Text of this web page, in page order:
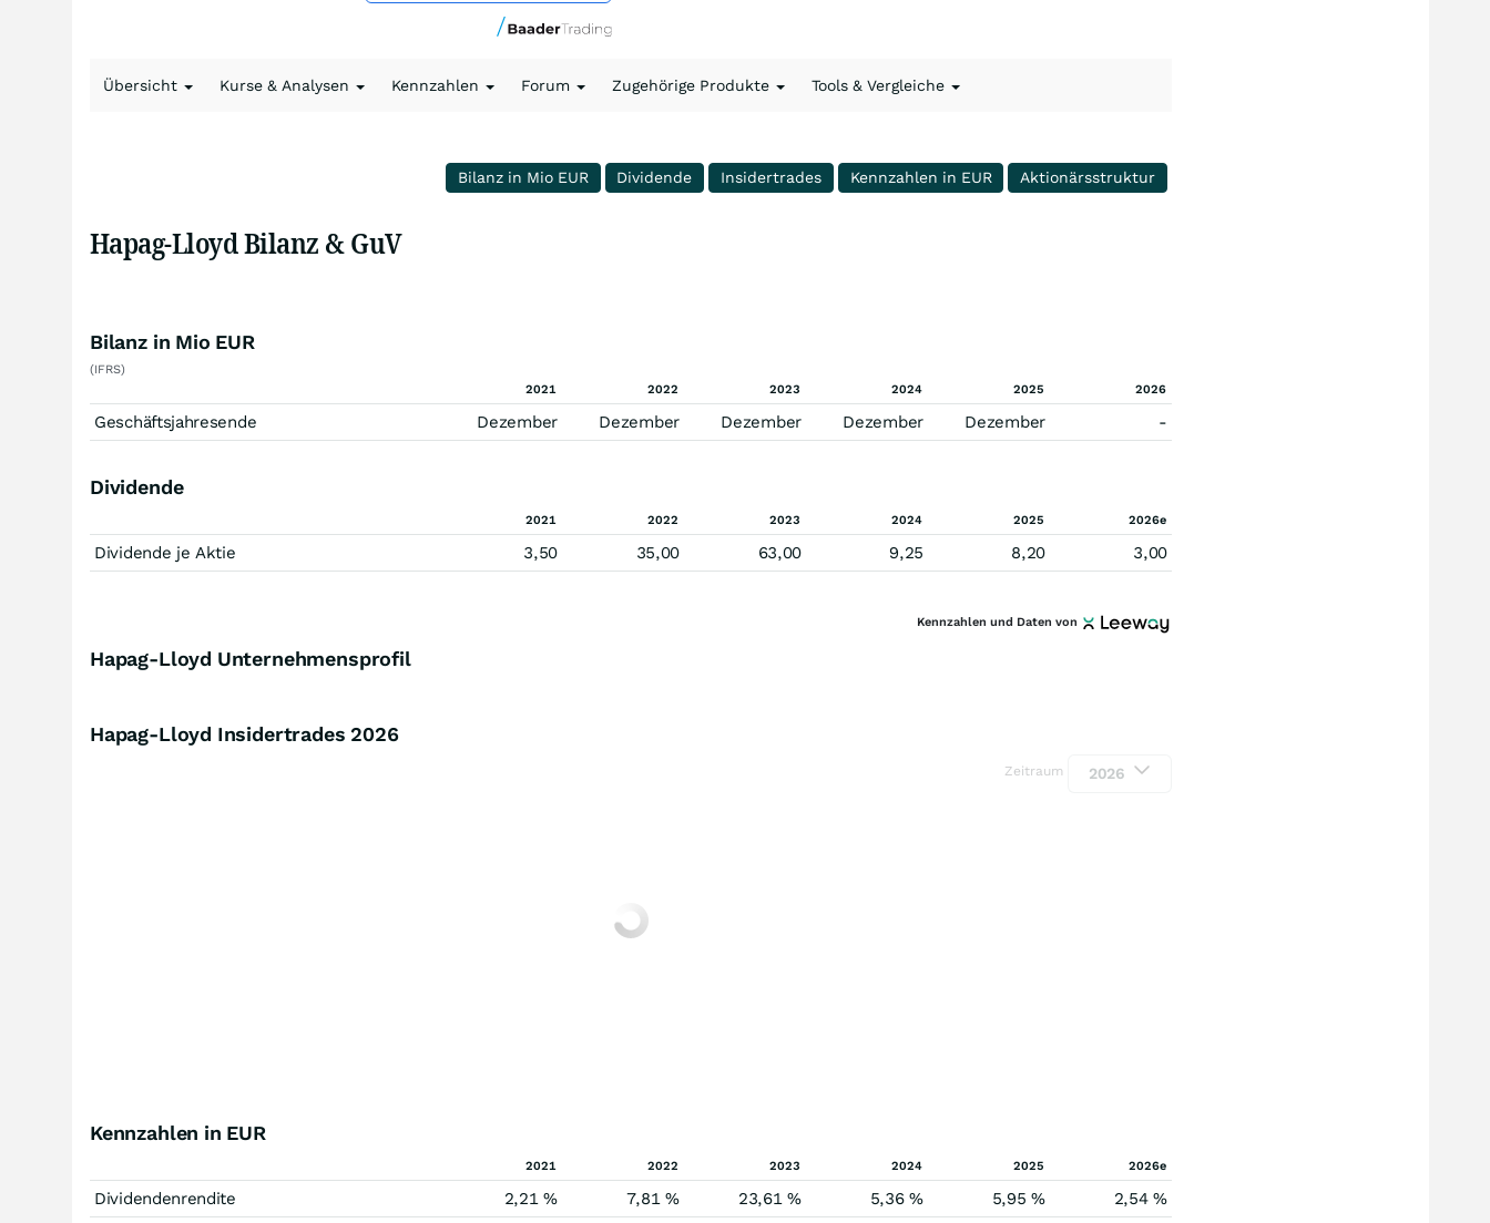
Übersicht Kurse & Analysen Kennzahlen Forum Zugehörige Produkte Tools & Vergleiche
Bilanz in Mio EUR Dividende Insidertrades Kennzahlen in EUR Aktionärsstruktur
Hapag-Lloyd Bilanz & GuV
Bilanz in Mio EUR
(IFRS)
2021
2022 2023 2024 2025 2026
Geschäftsjahresende Dezember Dezember Dezember Dezember Dezember -
Dividende
2021 2022 2023 2024 2025 2026e
Dividende je Aktie 3,50 35,00 63,00 9,25 8,20 3,00
Kennzahlen und Daten von
Hapag-Lloyd Unternehmensprofil
Hapag-Lloyd Insidertrades 2026
Zeitraum 2026
Kennzahlen in EUR
2021 2022 2023 2024 2025 2026e
Dividendenrendite 2,21 % 7,81 % 23,61 % 5,36 % 5,95 %
2,54 %